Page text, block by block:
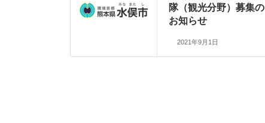
隊（観光分野）募集の
お知らせ
2021年9月1日